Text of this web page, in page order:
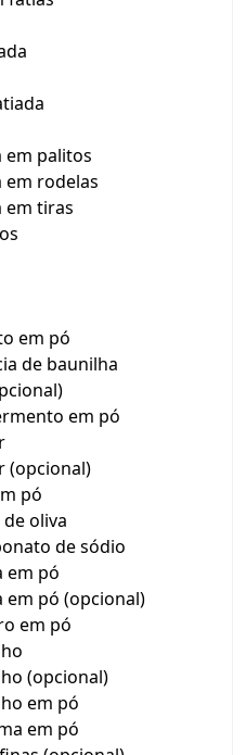
em palitos
em rodelas
em tiras
em pó
de baunilha
em pó
(opcional)
pó
oliva
de sódio
em pó
em pó (opcional)
em pó
(opcional)
em pó
em pó